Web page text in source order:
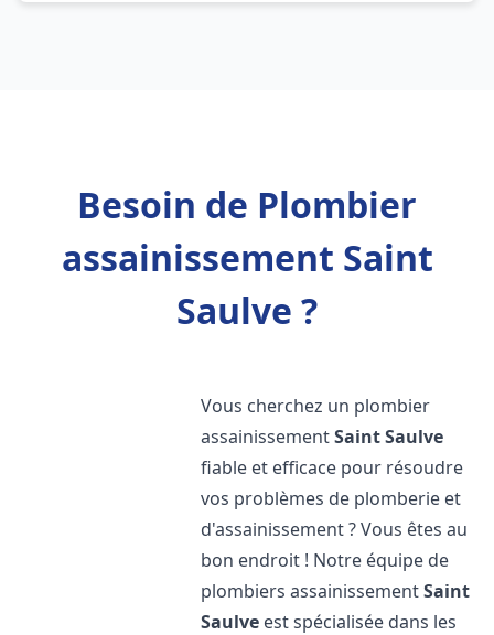
Besoin de Plombier
assainissement Saint
Saulve ?
Vous cherchez un plombier
assainissementSaint Saulve
fiable et efficace pour résoudre
vos problèmes de plomberie et
d'assainissement ? Vous êtes au
bon endroit ! Notre équipe de
plombiers assainissementSaint
Saulve est spécialisée dans les